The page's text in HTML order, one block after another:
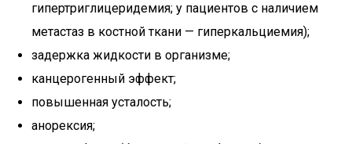
гипертриглицеридемия; у пациентов с наличием
метастаз в костной ткани — гиперкальциемия);
задержка жидкости в организме;
канцерогенный эффект;
повышенная усталость;
анорексия;